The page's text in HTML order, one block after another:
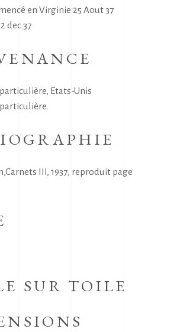
en Virginie 25 Aout 37
dec 37
Etats-Unis
III, 1937, reproduit page
SUR TOILE